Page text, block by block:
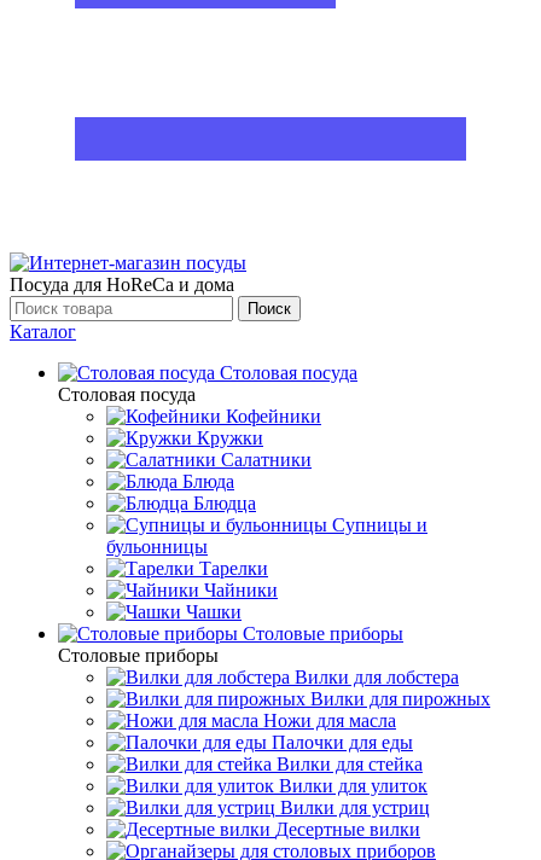
Посуда для HoReCa и дома
Поиск
Каталог
Столовая посуда
Столовая посуда
Кофейники
Кружки
Салатники
Блюда
Блюдца
Супницы и
бульонницы
Тарелки
Чайники
Чашки
Cтоловые приборы
Cтоловые приборы
Вилки для лобстера
Вилки для пирожных
Ножи для масла
Палочки для еды
Вилки для стейка
Вилки для улиток
Вилки для устриц
Десертные вилки